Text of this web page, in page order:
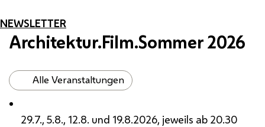
NEWSLETTER
Architektur.­Film.­Sommer 2026
Alle Veranstaltungen
29.7., 5.8., 12.8. und 19.8.2026, jeweils ab 20.30